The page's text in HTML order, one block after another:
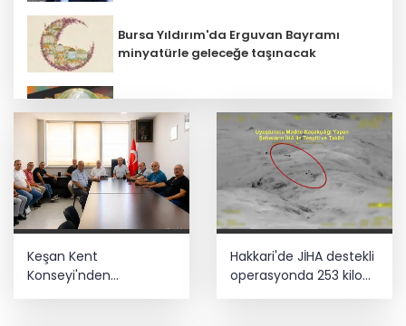
Bursa Yıldırım'da Erguvan Bayramı
minyatürle geleceğe taşınacak
Ödülü... Kamu kategorisinde zirvede
Özel öğrenci yurtlarına ilişkin
yönetmelik değişikliği... Geçiş süresi
uzatıldı
Ankara'da uyuşturucu ve fuhuş 8
Keşan Kent
Konseyi'nden
muhtarlara nezaket
Hakkari'de JİHA destekli
operasyonda 253 kilo
esrar ele geçirildi